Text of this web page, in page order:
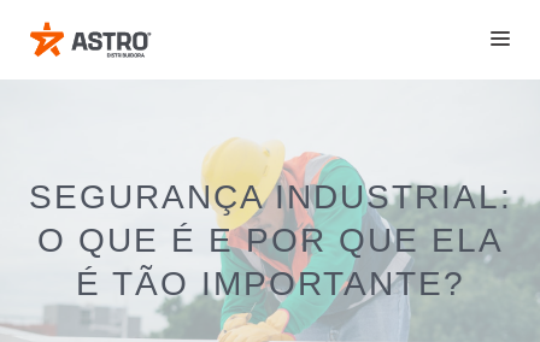
para
o
SEGURANÇA INDUSTRIAL:
O QUE É E POR QUE ELA
É TÃO IMPORTANTE?